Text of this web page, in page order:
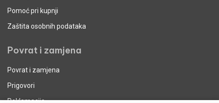
Pomoć pri kupnji
Zaštita osobnih podataka
Povrat i zamjena
Povrat i zamjena
Prigovori
Reklamacije